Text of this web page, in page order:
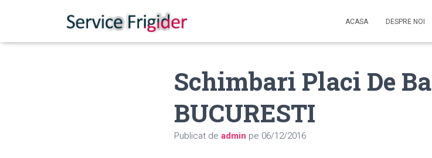
ACASA DESPRE NOI
Schimbari Placi De
BUCURESTI
Publicat de admin pe 06/12/2016